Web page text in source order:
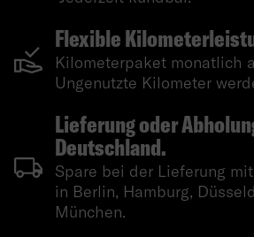
Flexible
Kilometerpaket monatlich
Ungenutzte Kilometer
Lieferung oder
Deutschland.
Spare bei der Lieferung
in Berlin, Hamburg,
München.